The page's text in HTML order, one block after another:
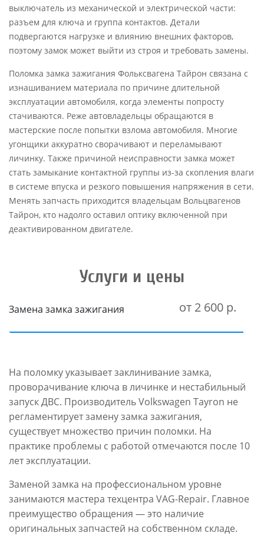
выключатель из механической и электрической части:
разъем для ключа и группа контактов. Детали
подвергаются нагрузке и влиянию внешних факторов,
поэтому замок может выйти из строя и требовать замены.
Поломка замка зажигания Фольксвагена Тайрон связана с
изнашиванием материала по причине длительной
эксплуатации автомобиля, когда элементы попросту
стачиваются. Реже автовладельцы обращаются в
мастерские после попытки взлома автомобиля. Многие
угонщики аккуратно сворачивают и переламывают
личинку. Также причиной неисправности замка может
стать замыкание контактной группы из-за скопления влаги
в системе впуска и резкого повышения напряжения в сети.
Менять запчасть приходится владельцам Вольцвагенов
Тайрон, кто надолго оставил оптику включенной при
деактивированном двигателе.
Услуги и цены
Замена замка зажигания от 2 600 р.
На поломку указывает заклинивание замка,
проворачивание ключа в личинке и нестабильный
запуск ДВС. Производитель Volkswagen Tayron не
регламентирует замену замка зажигания,
существует множество причин поломки. На
практике проблемы с работой отмечаются после 10
лет эксплуатации.
Заменой замка на профессиональном уровне
занимаются мастера техцентра VAG-Repair. Главное
преимущество обращения — это наличие
оригинальных запчастей на собственном складе.